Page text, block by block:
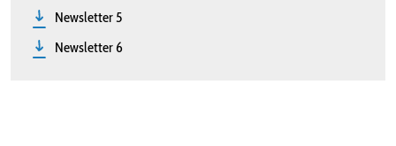
Newsletter 5
Newsletter 6